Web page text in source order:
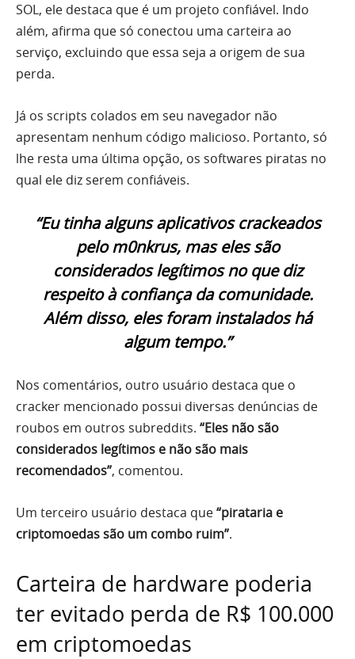
SOL, ele destaca que é um projeto confiável. Indo
além, afirma que só conectou uma carteira ao
serviço, excluindo que essa seja a origem de sua
perda.
Já os scripts colados em seu navegador não
apresentam nenhum código malicioso. Portanto, só
lhe resta uma última opção, os softwares piratas no
qual ele diz serem confiáveis.
“Eu tinha alguns aplicativos crackeados
pelo m0nkrus, mas eles são
considerados legítimos no que diz
respeito à confiança da comunidade.
Além disso, eles foram instalados há
algum tempo.”
Nos comentários, outro usuário destaca que o
cracker mencionado possui diversas denúncias de
roubos em outros subreddits. “Eles não são
considerados legítimos e não são mais
recomendados”, comentou.
Um terceiro usuário destaca que“pirataria e
criptomoedas são um combo ruim”.
Carteira de hardware poderia
ter evitado perda de R$ 100.000
em criptomoedas